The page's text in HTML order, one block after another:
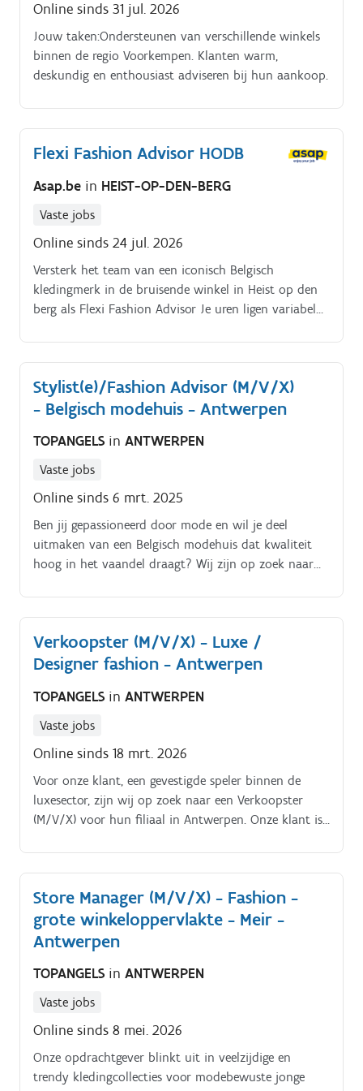
winkeldoelstellingen
Online sinds 31 jul. 2026
Jouw taken:Ondersteunen van verschillende winkels
binnen de regio Voorkempen. Klanten warm,
deskundig en enthousiast adviseren bij hun aankoop.
Flexi Fashion Advisor HODB
Asap.be in HEIST-OP-DEN-BERG
Vaste jobs
Online sinds 24 jul. 2026
Versterk het team van een iconisch Belgisch
kledingmerk in de bruisende winkel in Heist op den
berg als Flexi Fashion Advisor Je uren ligen variabel
vast In deze rol bied je klanten een persoonlijke en
professionele winkelervaring binnen de Belgische
mode.
Stylist(e)/Fashion Advisor (M/V/X)
- Belgisch modehuis - Antwerpen
TOPANGELS in ANTWERPEN
Vaste jobs
Online sinds 6 mrt. 2025
Ben jij gepassioneerd door mode en wil je deel
uitmaken van een Belgisch modehuis dat kwaliteit
hoog in het vaandel draagt? Wij zijn op zoek naar
opbouwen van een duurzame relatie met klanten,
gebaseerd op vertrouwen en persoonlijke service Het
aanbieden van een uitzonderlijke klantbeleving en
klanttevredenheid Samen met je collega’s zorg je voor
de uitstraling en sfeer van de winkel, zodat deze
Verkoopster (M/V/X) - Luxe /
Designer fashion - Antwerpen
TOPANGELS in ANTWERPEN
Vaste jobs
Online sinds 18 mrt. 2026
Voor onze klant, een gevestigde speler binnen de
luxesector, zijn wij op zoek naar een Verkoopster
(M/V/X) voor hun filiaal in Antwerpen. Onze klant is
tweedehands designerstukken en biedt klanten de
mogelijkheid om iconische luxe items een tweede
leven te geven Functie:Als Verkoopster (M/V/X)
verwelkom je klanten in de boetiek en begeleid je hen
bij hun aankoop met professioneel en persoonlijk
Store Manager (M/V/X) - Fashion -
grote winkeloppervlakte - Meir -
Antwerpen
TOPANGELS in ANTWERPEN
Vaste jobs
Online sinds 8 mei. 2026
Onze opdrachtgever blinkt uit in veelzijdige en
trendy kledingcollecties voor modebewuste jonge